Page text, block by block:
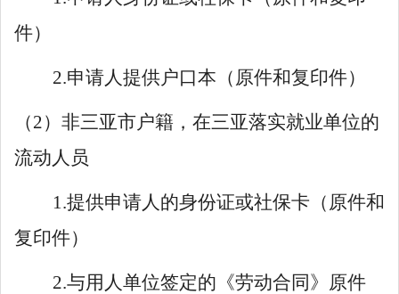
件）
2.申请人提供户口本（原件和复印件）
（2）非三亚市户籍，在三亚落实就业单位的
流动人员
1.提供申请人的身份证或社保卡（原件和
复印件）
2.与用人单位签定的《劳动合同》原件